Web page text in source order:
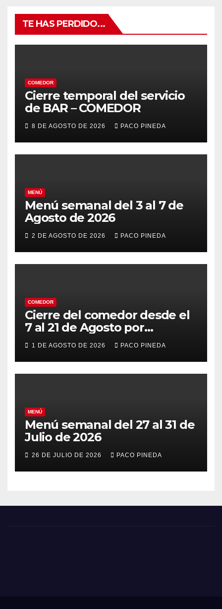
TE HAS PERDIDO...
COMEDOR
Cierre temporal del servicio
de BAR – COMEDOR
8 DE AGOSTO DE 2026 PACO PINEDA
MENÚ
Menú semanal del 3 al 7 de
Agosto de 2026
2 DE AGOSTO DE 2026 PACO PINEDA
COMEDOR
Cierre del comedor desde el
7 al 21 de Agosto por
vacaciones
1 DE AGOSTO DE 2026 PACO PINEDA
MENÚ
Menú semanal del 27 al 31 de
Julio de 2026
26 DE JULIO DE 2026 PACO PINEDA